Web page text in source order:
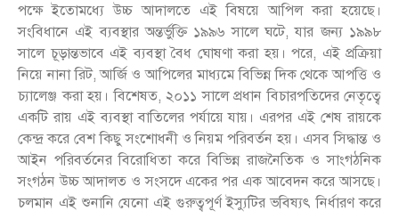
পক্ষে ইতোমধ্যে উচ্চ আদালতে এই বিষয়ে আপিল করা হয়েছে।
সংবিধানে এই ব্যবস্থার অন্তর্ভুক্তি ১৯৯৬ সালে ঘটে, যার জন্য ১৯৯৮
সালে চূড়ান্তভাবে এই ব্যবস্থা বৈধ ঘোষণা করা হয়। পরে, এই প্রক্রিয়া
নিয়ে নানা রিট, আর্জি ও আপিলের মাধ্যমে বিভিন্ন দিক থেকে আপত্তি ও
চ্যালেঞ্জ করা হয়। বিশেষত, ২০১১ সালে প্রধান বিচারপতিদের নেতৃত্বে
একটি রায় এই ব্যবস্থা বাতিলের পর্যায়ে যায়। এরপর এই শেষ রায়কে
কেন্দ্র করে বেশ কিছু সংশোধনী ও নিয়ম পরিবর্তন হয়। এসব সিদ্ধান্ত ও
আইন পরিবর্তনের বিরোধিতা করে বিভিন্ন রাজনৈতিক ও সাংগঠনিক
সংগঠন উচ্চ আদালত ও সংসদে একের পর এক আবেদন করে আসছে।
চলমান এই শুনানি যেনো এই গুরুত্বপূর্ণ ইস্যুটির ভবিষ্যৎ নির্ধারণ করে